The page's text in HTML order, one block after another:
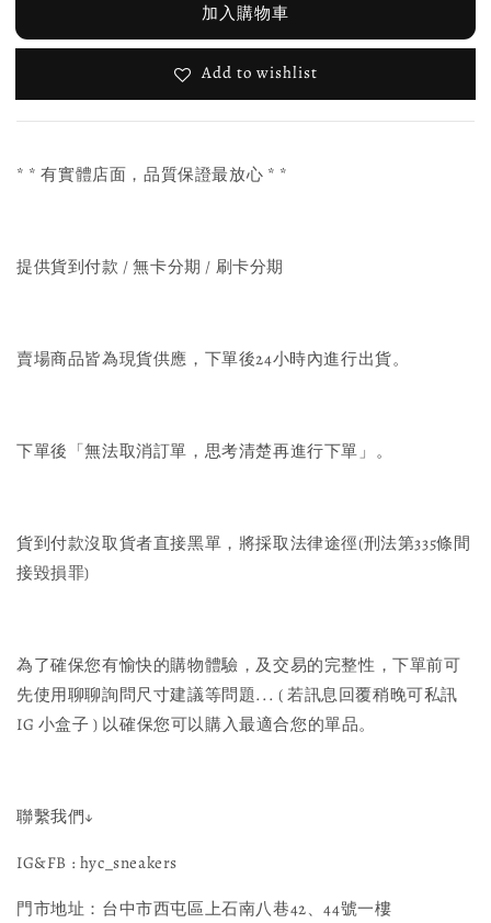
加入購物車
Add to wishlist
* * 有實體店面，品質保證最放心 * *
提供貨到付款 / 無卡分期 / 刷卡分期
賣場商品皆為現貨供應，下單後24小時內進行出貨。
下單後「無法取消訂單，思考清楚再進行下單」。
貨到付款沒取貨者直接黑單，將採取法律途徑(刑法第335條間
接毀損罪)
為了確保您有愉快的購物體驗，及交易的完整性，下單前可
先使用聊聊詢問尺寸建議等問題... ( 若訊息回覆稍晚可私訊
IG 小盒子 ) 以確保您可以購入最適合您的單品。
聯繫我們↓
IG&FB : hyc_sneakers
門市地址：台中市西屯區上石南八巷42、44號一樓